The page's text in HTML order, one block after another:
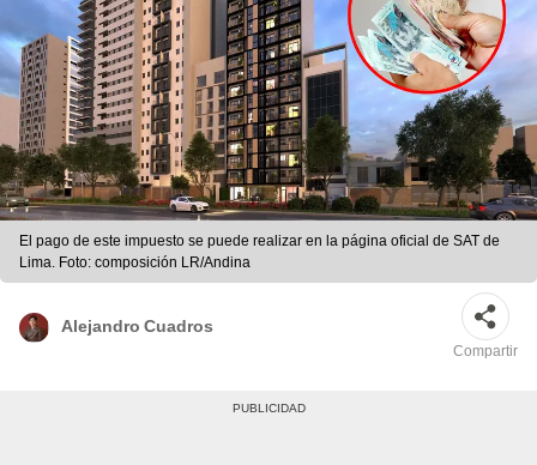
El pago de este impuesto se puede realizar en la página oficial de SAT de
Lima. Foto: composición LR/Andina
Alejandro Cuadros
Compartir